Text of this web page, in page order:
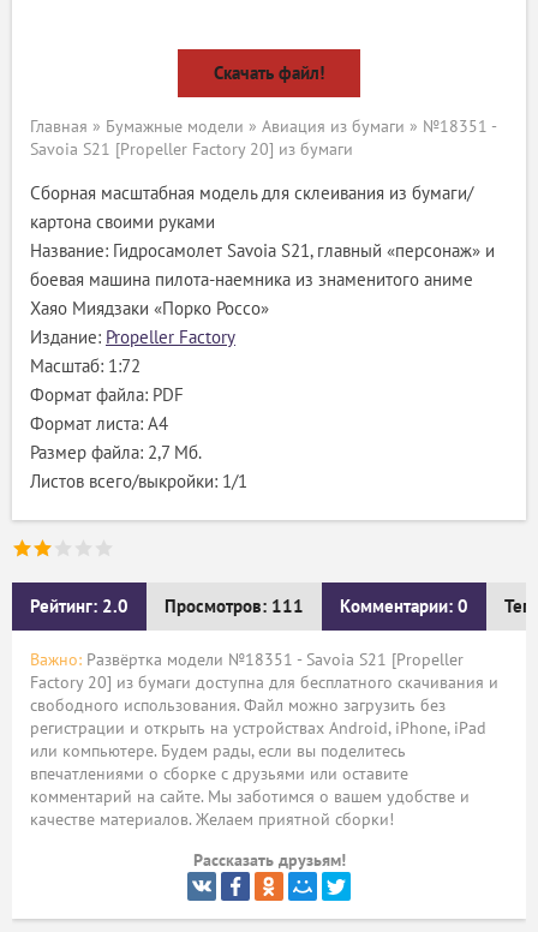
Скачать файл!
Главная » Бумажные модели » Авиация из бумаги » №18351 -
Savoia S21 [Propeller Factory 20] из бумаги
Сборная масштабная модель для склеивания из бумаги/
картона своими руками
Название: Гидросамолет Savoia S21, главный «персонаж» и
боевая машина пилота-наемника из знаменитого аниме
Хаяо Миядзаки «Порко Россо»
Издание: Propeller Factory
Масштаб: 1:72
Формат файла: PDF
Формат листа: А4
Размер файла: 2,7 Мб.
Листов всего/выкройки: 1/1
Рейтинг: 2.0 Просмотров: 111 Комментарии: 0
Важно: Развёртка модели №18351 - Savoia S21 [Propeller
Factory 20] из бумаги доступна для бесплатного скачивания и
свободного использования. Файл можно загрузить без
регистрации и открыть на устройствах Android, iPhone, iPad
или компьютере. Будем рады, если вы поделитесь
впечатлениями о сборке с друзьями или оставите
комментарий на сайте. Мы заботимся о вашем удобстве и
качестве материалов. Желаем приятной сборки!
Рассказать друзьям!